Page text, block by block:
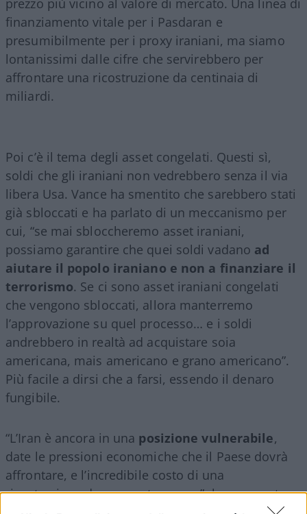
finanziamento vitale per i Pasdaran e
presumibilmente per i proxy iraniani, ma siamo
lontanissimi dalle cifre che servirebbero per
affrontare una ricostruzione da centinaia di
miliardi.
Poi c’è il tema degli asset congelati. Questi sì,
soldi che gli iraniani non vedrebbero senza il via
libera Usa. Vance ha smentito che sarebbero stati
già sbloccati e ha parlato di un meccanismo per
cui, “se mai sbloccheremo asset iraniani,
possiamo garantire che quei soldi vadano ad
aiutare il popolo iraniano e non a finanziare il
terrorismo. Se ci sono asset iraniani congelati
che vengono sbloccati, allora manterremo
l’approvazione su quel processo… e i soldi
andrebbero in realtà ad acquistare soia
americana, mais americano e grano americano”.
Più facile a dirsi che a farsi, essendo il denaro
fungibile.
“L’Iran è ancora in una posizione vulnerabile,
date le pressioni economiche che il Paese dovrà
affrontare, e l’incredibile costo di una
ricostruzione dopo questa guerra”, ha osservato